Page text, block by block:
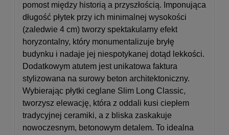
pomost między historią a przyszłością. Imponująca
długość płytek przy ich minimalnej wysokości
(zaledwie 4 cm) tworzy spektakularny efekt
horyzontalny, który monumentalizuje bryłę
budynku i nadaje jej niespotykanej dotąd lekkości.
Dodatkowym atutem jest unikatowa faktura
stylizowana na surowy beton architektoniczny.
Wybierając płytki ceglane Slim Long Classic,
tworzysz elewację, która z oddali kusi ciepłem
tradycyjnej ceramiki, a z bliska zaskakuje
nowoczesnym, betonowym detalem. To idealna